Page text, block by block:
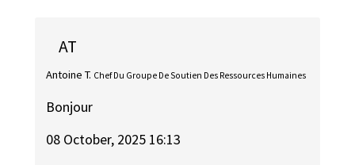
AT
Antoine T. Chef Du Groupe De Soutien Des Ressources Humaines
Bonjour
08 October, 2025 16:13